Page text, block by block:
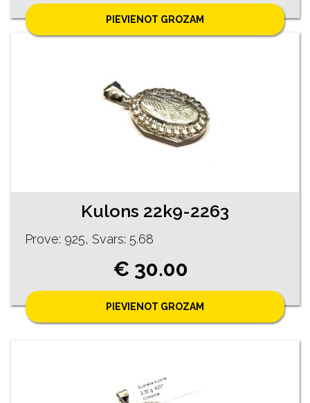
PIEVIENOT GROZAM
Kulons 22k9-2263
Prove: 925, Svars: 5.68
€ 30.00
PIEVIENOT GROZAM